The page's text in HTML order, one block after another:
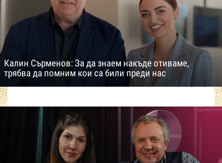
Калин Сърменов: За да знаем накъде отиваме,
трябва да помним кои са били преди нас